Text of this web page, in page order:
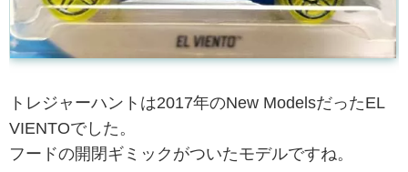
トレジャーハントは2017年のNew ModelsだったEL
VIENTOでした。
フードの開閉ギミックがついたモデルですね。